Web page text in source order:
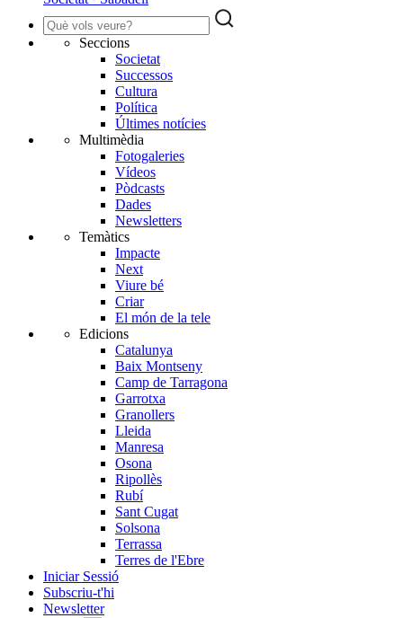
Seccions
Societat
Successos
Cultura
Política
Últimes notícies
Multimèdia
Fotogaleries
Vídeos
Pòdcasts
Dades
Newsletters
Temàtics
Impacte
Next
Viure bé
Criar
El món de la tele
Edicions
Catalunya
Baix Montseny
Camp de Tarragona
Garrotxa
Granollers
Lleida
Manresa
Osona
Ripollès
Rubí
Sant Cugat
Solsona
Terrassa
Terres de l'Ebre
Iniciar Sessió
Subscriu-t'hi
Newsletter